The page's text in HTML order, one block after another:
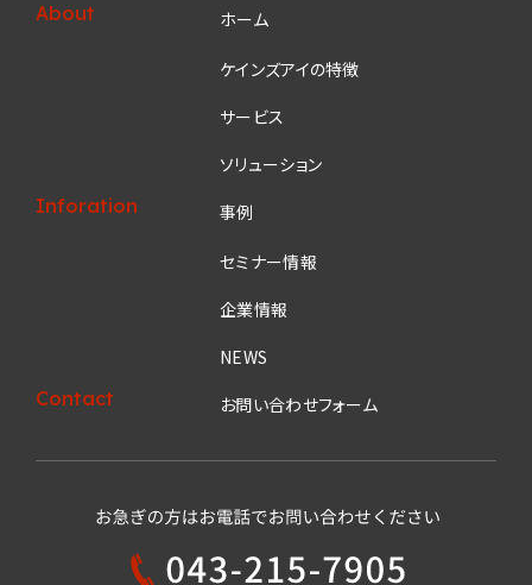
About ホーム
ケインズアイの特徴
サービス
ソリューション
Inforation
事例
セミナー情報
企業情報
NEWS
Contact
お問い合わせフォーム